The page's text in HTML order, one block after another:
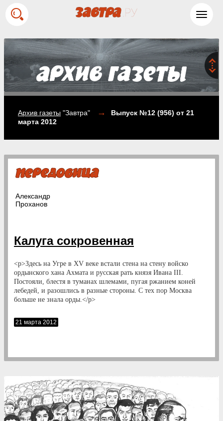
Архив газеты "Завтра" → Выпуск №12 (956) от 21
марта 2012
Александр
Проханов
Калуга сокровенная
<p>Здесь на Угре в XV веке встали стена на стену войско
ордынского хана Ахмата и русская рать князя Ивана III.
Постояли, блестя в туманах шлемами, пугая ржанием коней
лебедей, и разошлись в разные стороны. С тех пор Москва
больше не знала орды.</p>
21 марта 2012